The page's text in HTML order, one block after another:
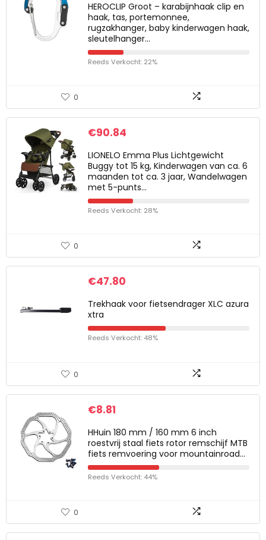
HEROCLIP Groot – karabijnhaak clip en
haak, tas, portemonnee,
rugzakhanger, baby kinderwagen haak,
sleutelhanger…
Reeds Verkocht: 22%
0
€90.84
LIONELO Emma Plus Lichtgewicht
Buggy tot 15 kg, Kinderwagen van ca. 6
maanden tot ca. 3 jaar, Wandelwagen
met 5-punts…
Reeds Verkocht: 28%
0
€47.80
Trekhaak voor fietsendrager XLC azura
xtra
Reeds Verkocht: 48%
0
€8.81
HHuin 180 mm / 160 mm 6 inch
roestvrij staal fiets rotor remschijf MTB
fiets remvoering voor mountainroad…
Reeds Verkocht: 44%
0